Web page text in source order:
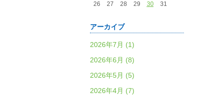
26
27 28 29 30 31
アーカイブ
2026年7月 (1)
2026年6月 (8)
2026年5月 (5)
2026年4月 (7)